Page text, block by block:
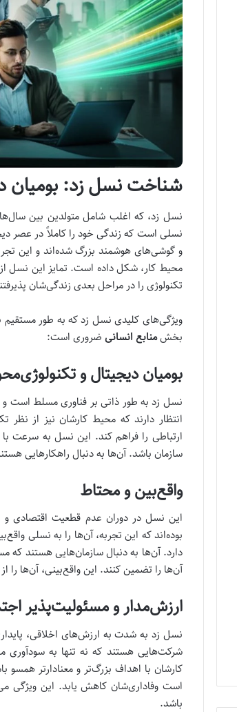
شناخت نسل زد: بومیان
نسلی است که زندگی خود را کاملاً در عصر
و گوشی‌های هوشمند بزرگ شده‌اند و این
تکنولوژی را در مراحل بعدی زندگی‌شان
ویژگی‌های کلیدی نسل زد که به طور مستقیم
بخشمنابع انسانی ضروری است:
بومیان دیجیتال و
نسل زد به طور ذاتی بر فناوری مسلط است و
انتظار دارند که محیط کارشان نیز از نظر
ارتباطی را فراهم کند. این نسل به سرعت با
سازمان باشد. آن‌ها به دنبال راهکارهایی
واقع‌بین و محتاط
این نسل در دوران عدم قطعیت اقتصادی و
بوده‌اند که این تجربه، آن‌ها را به نسلی
دارد. آن‌ها به دنبال سازمان‌هایی هستند که
آن‌ها را تضمین کنند. این واقع‌بینی، آن‌ها
ارزش‌مدار و مسئولیت‌پذیر
نسل زد به شدت به ارزش‌های اخلاقی،
شرکت‌هایی هستند که نه تنها به سودآوری
کارشان با اهداف بزرگ‌تر و معنادارتر
است وفاداری‌شان کاهش یابد. این ویژگی
باشد.